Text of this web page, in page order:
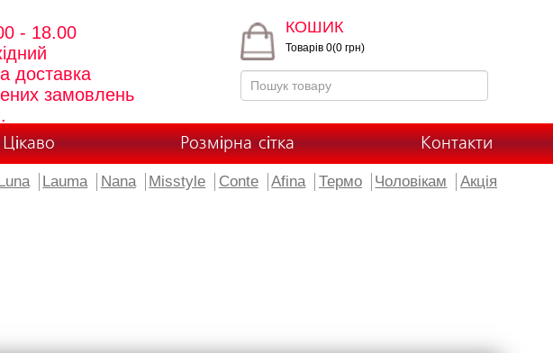
- 18.00
доставка
замовлень
КОШИК
Товарів 0(0 грн)
Цікаво Розмірна сітка Контакти
Lauma Nana Misstyle Conte Afina Термо Чоловікам Акція